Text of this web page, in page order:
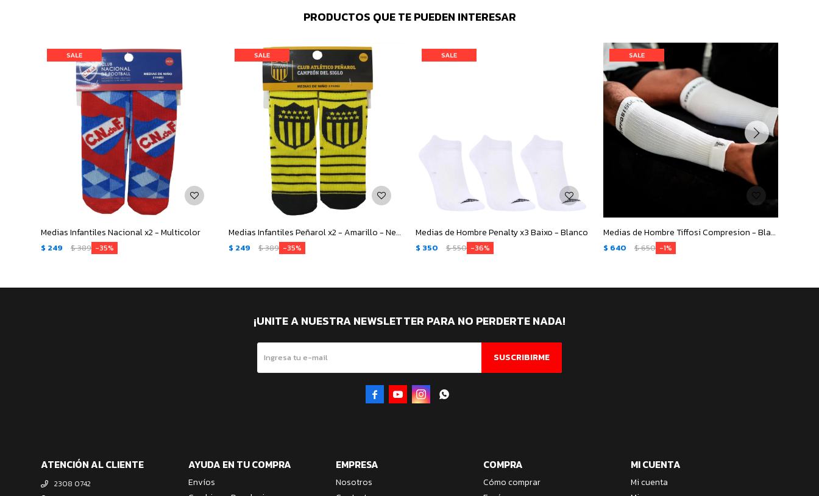
PRODUCTOS QUE TE PUEDEN INTERESAR
Medias Infantiles Nacional x2 - Multicolor
$ 249 $389 35
Medias Infantiles Peñarol x2 - Amarillo - Negro
$ 249 $389 35
Medias de Hombre Penalty x3 Baixo - Blanco
$ 350 $550 36
Medias de Hombre Tiffosi Compresion - Blanco
$ 640 $650 1
ATENCIÓN AL CLIENTE
2308 0742
AYUDA EN TU COMPRA
Envíos
EMPRESA
Nosotros
COMPRA
Cómo comprar
MI CUENTA
Mi cuenta
¡UNITE A NUESTRA NEWSLETTER PARA NO PERDERTE NADA!
SUSCRIBIRME
   